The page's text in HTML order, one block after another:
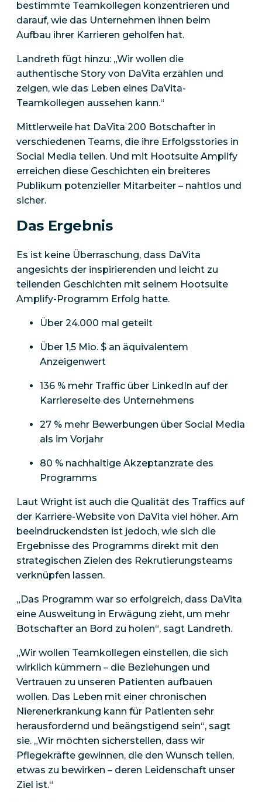
bestimmte Teamkollegen konzentrieren und
darauf, wie das Unternehmen ihnen beim
Aufbau ihrer Karrieren geholfen hat.
Landreth fügt hinzu: „Wir wollen die
authentische Story von DaVita erzählen und
zeigen, wie das Leben eines DaVita-
Teamkollegen aussehen kann.“
Mittlerweile hat DaVita 200 Botschafter in
verschiedenen Teams, die ihre Erfolgsstories in
Social Media teilen. Und mit Hootsuite Amplify
erreichen diese Geschichten ein breiteres
Publikum potenzieller Mitarbeiter – nahtlos und
sicher.
Das Ergebnis
Es ist keine Überraschung, dass DaVita
angesichts der inspirierenden und leicht zu
teilenden Geschichten mit seinem Hootsuite
Amplify-Programm Erfolg hatte.
Über 24.000 mal geteilt
Über 1,5 Mio. $ an äquivalentem
Anzeigenwert
136 % mehr Traffic über LinkedIn auf der
Karriereseite des Unternehmens
27 % mehr Bewerbungen über Social Media
als im Vorjahr
80 % nachhaltige Akzeptanzrate des
Programms
Laut Wright ist auch die Qualität des Traffics auf
der Karriere-Website von DaVita viel höher. Am
beeindruckendsten ist jedoch, wie sich die
Ergebnisse des Programms direkt mit den
strategischen Zielen des Rekrutierungsteams
verknüpfen lassen.
„Das Programm war so erfolgreich, dass DaVita
eine Ausweitung in Erwägung zieht, um mehr
Botschafter an Bord zu holen“, sagt Landreth.
„Wir wollen Teamkollegen einstellen, die sich
wirklich kümmern – die Beziehungen und
Vertrauen zu unseren Patienten aufbauen
wollen. Das Leben mit einer chronischen
Nierenerkrankung kann für Patienten sehr
herausfordernd und beängstigend sein“, sagt
sie. „Wir möchten sicherstellen, dass wir
Pflegekräfte gewinnen, die den Wunsch teilen,
etwas zu bewirken – deren Leidenschaft unser
Ziel ist.“